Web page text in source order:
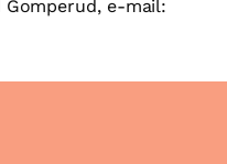
e-mail: